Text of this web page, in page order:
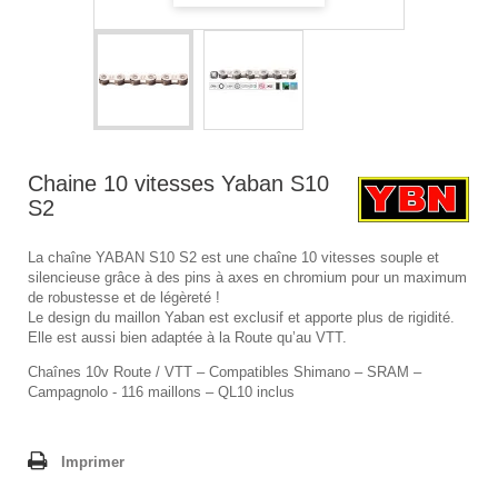
Chaine 10 vitesses Yaban S10
S2
La chaîne YABAN S10 S2 est une chaîne 10 vitesses souple et
silencieuse grâce à des pins à axes en chromium pour un maximum
de robustesse et de légèreté !
Le design du maillon Yaban est exclusif et apporte plus de rigidité.
Elle est aussi bien adaptée à la Route qu’au VTT.
Chaînes 10v Route / VTT – Compatibles Shimano – SRAM –
Campagnolo - 116 maillons – QL10 inclus
Imprimer